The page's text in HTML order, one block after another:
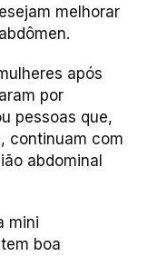
melhorar
após
por
pessoas que,
continuam com
abdominal
mini
boa